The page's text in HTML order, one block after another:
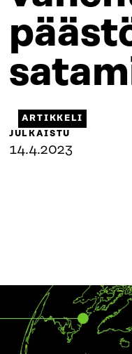
ARTIKKELI
JULKAISTU
14.4.2023